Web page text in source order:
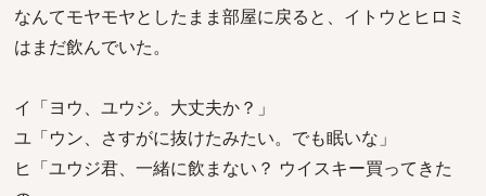
なんてモヤモヤとしたまま部屋に戻ると、イトウとヒロミ
はまだ飲んでいた。
イ「ヨウ、ユウジ。大丈夫か？」
ユ「ウン、さすがに抜けたみたい。でも眠いな」
ヒ「ユウジ君、一緒に飲まない？ ウイスキー買ってきた